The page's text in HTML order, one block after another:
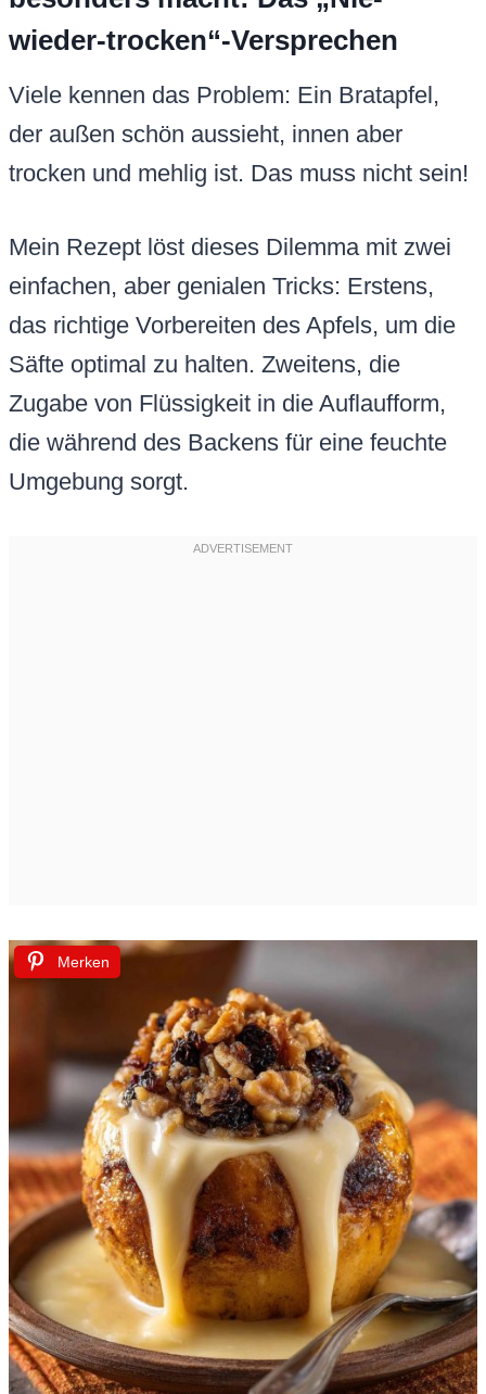
wieder-trocken“-Versprechen
Viele kennen das Problem: Ein Bratapfel,
der außen schön aussieht, innen aber
trocken und mehlig ist. Das muss nicht sein!
Mein Rezept löst dieses Dilemma mit zwei
einfachen, aber genialen Tricks: Erstens,
das richtige Vorbereiten des Apfels, um die
Säfte optimal zu halten. Zweitens, die
Zugabe von Flüssigkeit in die Auflaufform,
die während des Backens für eine feuchte
Umgebung sorgt.
Merken